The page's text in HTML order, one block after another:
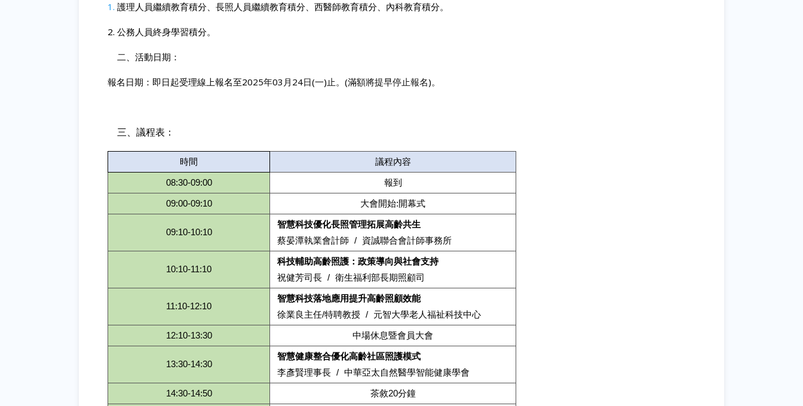
1. 護理人員繼續教育積分、長照人員繼續教育積分、西醫師教育積分、內科教育積分。
2. 公務人員終身學習積分。
二、活動日期：
報名日期：即日起受理線上報名至2025年03月24日(一)止。(滿額將提早停止報名)。
三、 議程表：
時間 議程內容
08:30-09:00 報到
09:00-09:10 大會開始:開幕式
09:10-10:10
智慧科技優化長照管理拓展高齡共生
蔡晏潭執業會計師 / 資誠聯合會計師事務所
10:10-11:10
科技輔助高齡照護：政策導向與社會支持
祝健芳司長 / 衛生福利部長期照顧司
11:10-12:10
智慧科技落地應用提升高齡照顧效能
徐業良主任/特聘教授 / 元智大學老人福祉科技中心
12:10-13:30 中場休息暨會員大會
13:30-14:30
智慧健康整合優化高齡社區照護模式
李彥賢理事長 / 中華亞太自然醫學智能健康學會
14:30-14:50 茶敘20分鐘